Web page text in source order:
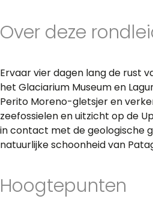
Over deze
Ervaar vier dagen lang de rust
het Glaciarium Museum en
Perito Moreno-gletsjer en
zeefossielen en uitzicht op de
in contact met de geologische
natuurlijke schoonheid van
Hoogtepunten